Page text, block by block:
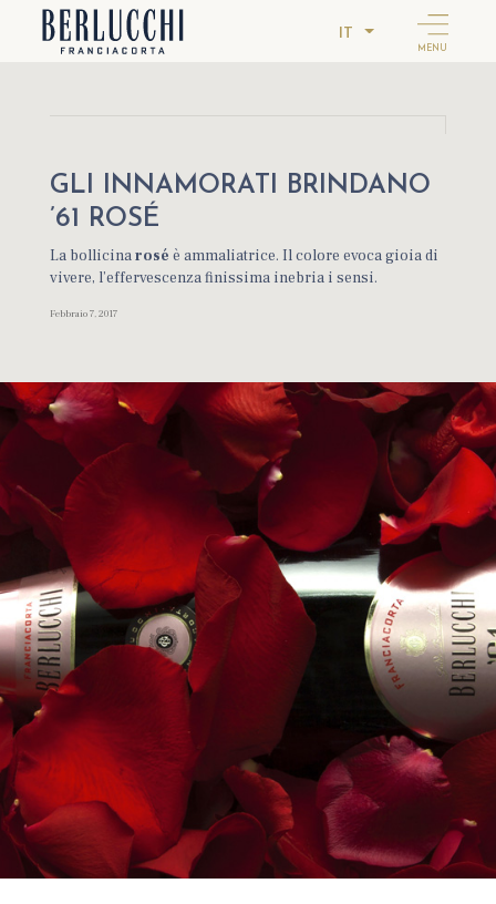
IT
MENU
GLI INNAMORATI BRINDANO
’61 ROSÉ
La bollicinarosé è ammaliatrice. Il colore evoca gioia di
vivere, l’effervescenza finissima inebria i sensi.
Febbraio 7, 2017